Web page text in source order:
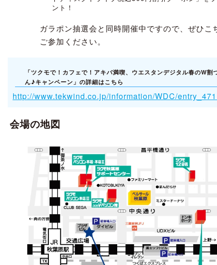
ント！
ガラポン抽選会と同時開催中ですので、ぜひこ
ご参加ください。
「ツクモで！カフェで！アキバ満喫、ウエスタンデジタル春のW割
ん♪キャンペーン」の詳細はこちら
http://www.tekwind.co.jp/information/WDC/
会場の地図